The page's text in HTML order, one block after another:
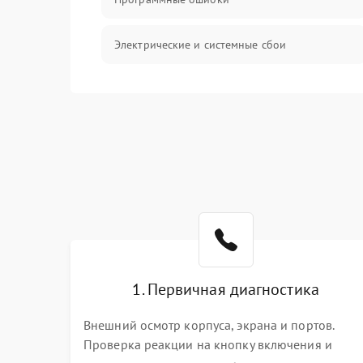
Электрические и системные сбои
Система охлаждения
1. Первичная диагностика
Внешний осмотр корпуса, экрана и портов.
Проверка реакции на кнопку включения и